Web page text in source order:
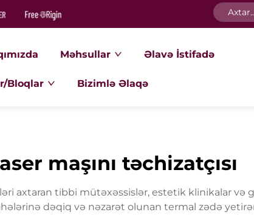
Məhsullar Əlavə İstifadə
Bloqlar Bizimlə Əlaqə
maşını təchizatçısı
axtaran tibbi mütəxəssislər, estetik klinikalar
dəqiq və nəzarət olunan termal zədə